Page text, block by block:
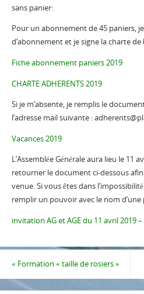
sans panier:
Pour un abonnement de 45 paniers,
d’abonnement et je signe la charte de
Fiche abonnement paniers 2019
CHARTE ADHERENTS 2019
Si je m’absente, je remplis le
l’adresse mail suivante :
Vacances 2019
L’Assemblée Générale aura lieu le 11
retourner le document ci-dessous
venue. Si vous êtes dans
remplir un pouvoir avec le nom d’une
invitation AG et AGE du 11 avril 2019
« Formation « taille de rosiers »